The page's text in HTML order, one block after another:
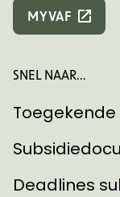
MYVAF
SNEL NAAR...
Deadlines